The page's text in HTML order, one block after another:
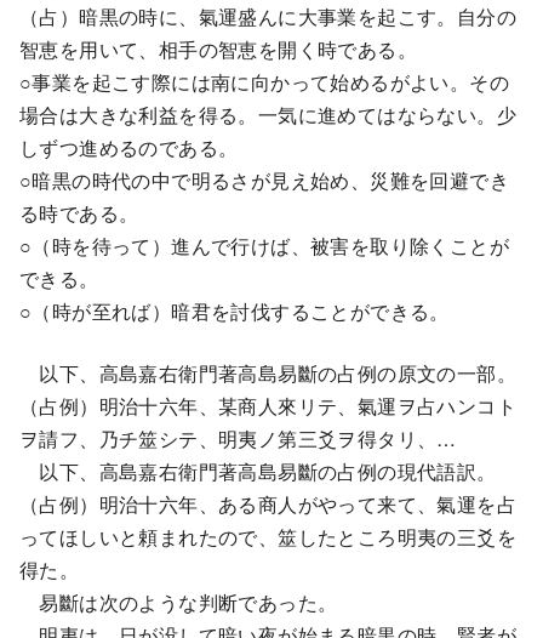
（占）暗黒の時に、氣運盛んに大事業を起こす。自分の
智恵を用いて、相手の智恵を開く時である。
○事業を起こす際には南に向かって始めるがよい。その
場合は大きな利益を得る。一気に進めてはならない。少
しずつ進めるのである。
○暗黒の時代の中で明るさが見え始め、災難を回避でき
る時である。
○（時を待って）進んで行けば、被害を取り除くことが
できる。
○（時が至れば）暗君を討伐することができる。
以下、高島嘉右衛門著高島易斷の占例の原文の一部。
（占例）明治十六年、某商人來リテ、氣運ヲ占ハンコト
ヲ請フ、乃チ筮シテ、明夷ノ第三爻ヲ得タリ、…
以下、高島嘉右衛門著高島易斷の占例の現代語訳。
（占例）明治十六年、ある商人がやって来て、氣運を占
ってほしいと頼まれたので、筮したところ明夷の三爻を
得た。
易斷は次のような判断であった。